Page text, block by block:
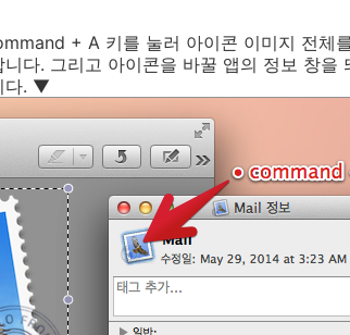
+ A 키를 눌러 아이콘 이미지 전체
다. 그리고 아이콘을 바꿀 앱의 정보 창을
다. ▼